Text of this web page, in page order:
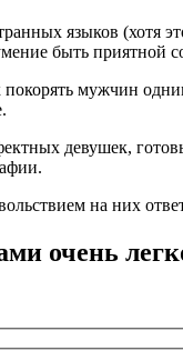
языков (хотя
быть
покорять мужчин
девушек,
на них
очень